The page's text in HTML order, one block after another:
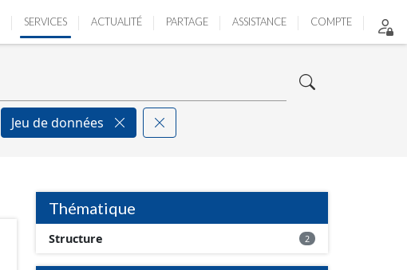
SERVICES ACTUALITÉ PARTAGE ASSISTANCE COMPTE
Jeu de données
Thématique
Structure 2